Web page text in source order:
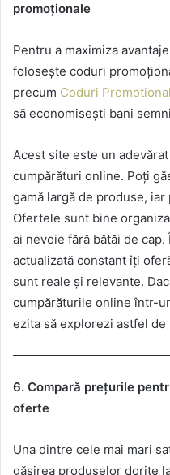
promoționale
Pentru a maximiza
folosește coduri
precum Coduri
să economisești bani
Acest site este un
cumpărături online. Poți
gamă largă de produse,
Ofertele sunt bine
ai nevoie fără bătăi de
actualizată constant îți
sunt reale și relevante.
cumpărăturile online într-
ezita să explorezi astfel de
6. Compară prețurile
oferte
Una dintre cele mai mari
găsirea produselor dorite